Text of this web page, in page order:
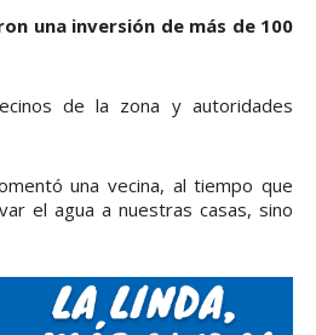
una inversión de más de 100
de la zona y autoridades
una vecina, al tiempo que
el agua a nuestras casas, sino